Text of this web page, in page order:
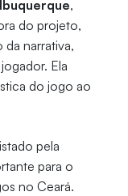
,
do projeto,
narrativa,
Ela
do jogo ao
pela
para o
no Ceará.